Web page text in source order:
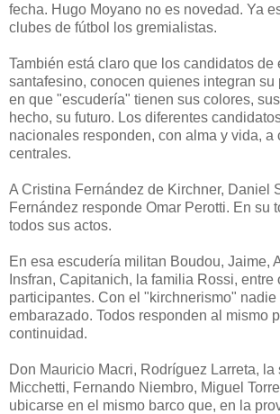
fecha. Hugo Moyano no es novedad. Ya
clubes de fútbol los gremialistas.
También está claro que los candidatos de
santafesino, conocen quienes integran su
en que "escudería" tienen sus colores,
hecho, su futuro. Los diferentes
nacionales responden, con alma y vida, a
centrales.
A Cristina Fernández de Kirchner, Daniel
Fernández responde Omar Perotti. En su
todos sus actos.
En esa escudería militan Boudou, Jaime,
Insfran, Capitanich, la familia Rossi, entre
participantes. Con el "kirchnerismo" nadie
embarazado. Todos responden al mismo
continuidad.
Don Mauricio Macri, Rodríguez Larreta, la
Micchetti, Fernando Niembro, Miguel
ubicarse en el mismo barco que, en la